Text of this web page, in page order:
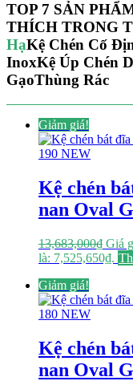
TOP 7 SẢN
THÍCH TRONG
HạKệ Chén Cố
InoxKệ Úp Chén
GạoThùng Rác
Giảm giá!
Kệ chén
nan Oval
13,683,000₫ Giá
là: 7,525,650₫.
Giảm giá!
Kệ chén
nan Oval